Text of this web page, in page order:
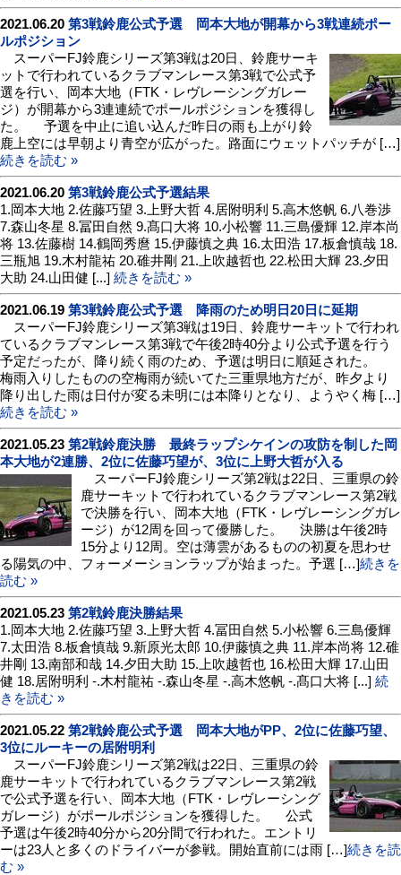
2021.06.20 第3戦鈴鹿公式予選 岡本大地が開幕から3戦連続ポー
ルポジション
スーパーFJ鈴鹿シリーズ第3戦は20日、鈴鹿サーキ
ットで行われているクラブマンレース第3戦で公式予
選を行い、岡本大地（FTK・レヴレーシングガレー
ジ）が開幕から3連連続でポールポジションを獲得し
た。 予選を中止に追い込んだ昨日の雨も上がり鈴
鹿上空には早朝より青空が広がった。路面にウェットパッチが […]
続きを読む »
2021.06.20 第3戦鈴鹿公式予選結果
1.岡本大地 2.佐藤巧望 3.上野大哲 4.居附明利 5.高木悠帆 6.八巻渉
7.森山冬星 8.冨田自然 9.髙口大将 10.小松響 11.三島優輝 12.岸本尚
将 13.佐藤樹 14.鶴岡秀麿 15.伊藤慎之典 16.太田浩 17.板倉慎哉 18.
三瓶旭 19.木村龍祐 20.碓井剛 21.上吹越哲也 22.松田大輝 23.夕田
大助 24.山田健 [...] 続きを読む »
2021.06.19 第3戦鈴鹿公式予選 降雨のため明日20日に延期
スーパーFJ鈴鹿シリーズ第3戦は19日、鈴鹿サーキットで行われ
ているクラブマンレース第3戦で午後2時40分より公式予選を行う
予定だったが、降り続く雨のため、予選は明日に順延された。
梅雨入りしたものの空梅雨が続いてた三重県地方だが、昨夕より
降り出した雨は日付が変る未明には本降りとなり、ようやく梅 […]
続きを読む »
2021.05.23 第2戦鈴鹿決勝 最終ラップシケインの攻防を制した岡
本大地が2連勝、2位に佐藤巧望が、3位に上野大哲が入る
スーパーFJ鈴鹿シリーズ第2戦は22日、三重県の鈴
鹿サーキットで行われているクラブマンレース第2戦
で決勝を行い、岡本大地（FTK・レヴレーシングガレ
ージ）が12周を回って優勝した。 決勝は午後2時
15分より12周。空は薄雲があるものの初夏を思わせ
る陽気の中、フォーメーションラップが始まった。予選 […]続きを
読む »
2021.05.23 第2戦鈴鹿決勝結果
1.岡本大地 2.佐藤巧望 3.上野大哲 4.冨田自然 5.小松響 6.三島優輝
7.太田浩 8.板倉慎哉 9.新原光太郎 10.伊藤慎之典 11.岸本尚将 12.碓
井剛 13.南部和哉 14.夕田大助 15.上吹越哲也 16.松田大輝 17.山田
健 18.居附明利 -.木村龍祐 -.森山冬星 -.高木悠帆 -.髙口大将 [...] 続
きを読む »
2021.05.22 第2戦鈴鹿公式予選 岡本大地がPP、2位に佐藤巧望、
3位にルーキーの居附明利
スーパーFJ鈴鹿シリーズ第2戦は22日、三重県の鈴
鹿サーキットで行われているクラブマンレース第2戦
で公式予選を行い、岡本大地（FTK・レヴレーシング
ガレージ）がポールポジションを獲得した。 公式
予選は午後2時40分から20分間で行われた。エントリ
ーは23人と多くのドライバーが参戦。開始直前には雨 […]続きを読
む »